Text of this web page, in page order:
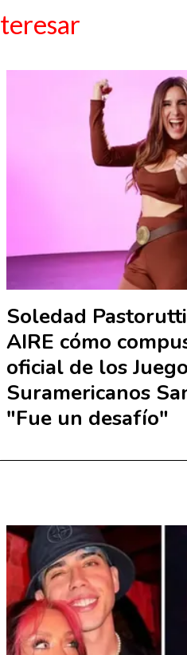
Soledad
AIRE cómo
oficial de los
Suramericanos
"Fue un desafío"